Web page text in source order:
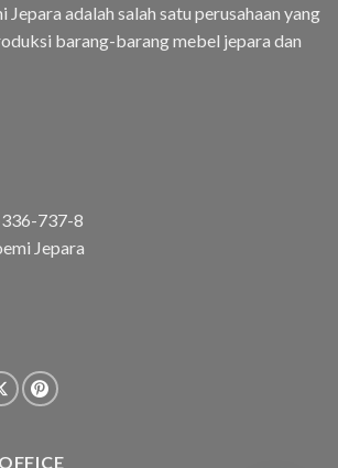
adalah salah satu perusahaan yang
barang-barang mebel jepara dan
737-8
Jepara